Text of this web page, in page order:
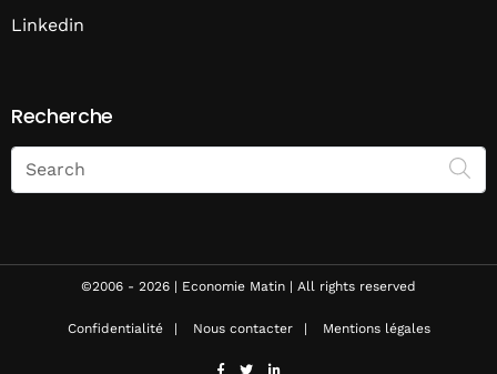
Linkedin
Recherche
Search
on
Economie
©2006 - 2026 | Economie Matin | All rights reserved
Confidentialité Nous contacter Mentions légales
facebook
twitterlinkedin